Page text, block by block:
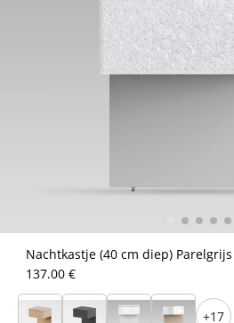
Nachtkastje (40 cm diep)
137.00 €
+17